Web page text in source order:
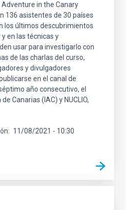
in the Canary
136 asistentes de 30 países
los últimos descubrimientos
en las técnicas y
usar para investigarlo con
de las charlas del curso,
y divulgadores
en el canal de
año consecutivo, el
Canarias (IAC) y NUCLIO,
11/08/2021 - 10:30